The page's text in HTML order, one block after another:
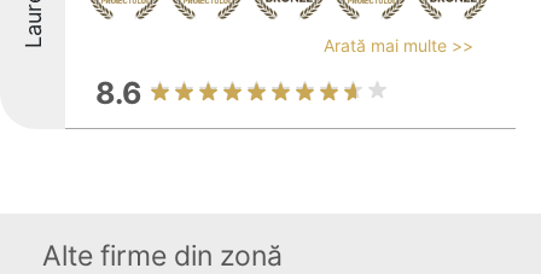
Arată mai multe >>
8.6
Alte firme din zonă